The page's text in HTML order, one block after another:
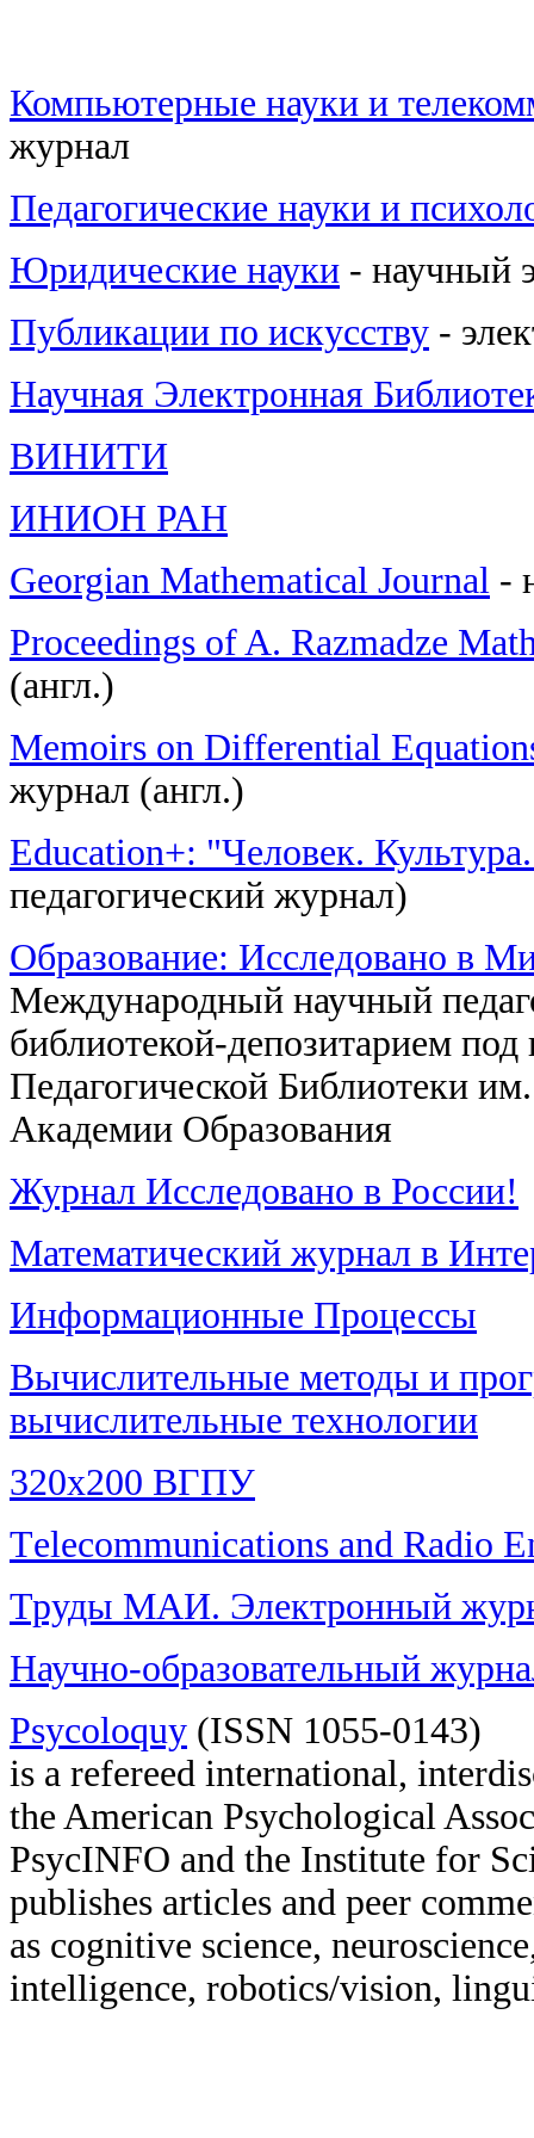
Компьютерные науки и
журнал
Педагогические науки и
Юридические науки - научный
Публикации по искусству -
Научная Электронная
ВИНИТИ
ИНИОН РАН
Georgian Mathematical Journal -
Proceedings of A. Razmadze
(англ.)
Memoirs on Differential
журнал (англ.)
Education+: "Человек.
педагогический журнал)
Образование: Исследовано в
Международный научный
библиотекой-депозитарием
Педагогической Библиотеки
Академии Образования
Журнал Исследовано в России!
Математический журнал в
Информационные Процессы
Вычислительные методы и
вычислительные технологии
320x200 ВГПУ
Тelecommunications and Radio
Труды МАИ. Электронный
Научно-образовательный
Psycoloquy (ISSN 1055-0143)
is a refereed international,
the American Psychological
PsycINFO and the Institute for
publishes articles and peer
as cognitive science,
intelligence, robotics/vision,